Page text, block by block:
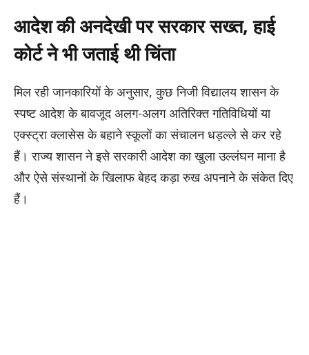
आदेश की अनदेखी पर सरकार सख्त, हाई
कोर्ट ने भी जताई थी चिंता
मिल रही जानकारियों के अनुसार, कुछ निजी विद्यालय शासन के
स्पष्ट आदेश के बावजूद अलग-अलग अतिरिक्त गतिविधियों या
एक्स्ट्रा क्लासेस के बहाने स्कूलों का संचालन धड़ल्ले से कर रहे
हैं। राज्य शासन ने इसे सरकारी आदेश का खुला उल्लंघन माना है
और ऐसे संस्थानों के खिलाफ बेहद कड़ा रुख अपनाने के संकेत दिए
हैं।